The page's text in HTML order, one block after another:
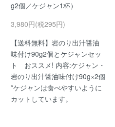
g2個／ケジャン1杯）
3,980円(税295円)
【送料無料】岩のり出汁醤油
味付け90g2個とケジャンセッ
ト おススメ! 内容:ケジャン・
岩のり出汁醤油味付け90g×2個
*ケジャンは食べやすいように
カットしています。